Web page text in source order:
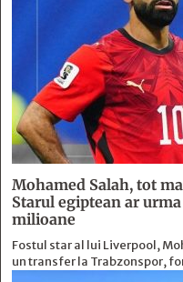
Mohamed Salah, tot
Starul egiptean ar
milioane
Fostul star al lui Liverpool,
un transfer la Trabzonspor,